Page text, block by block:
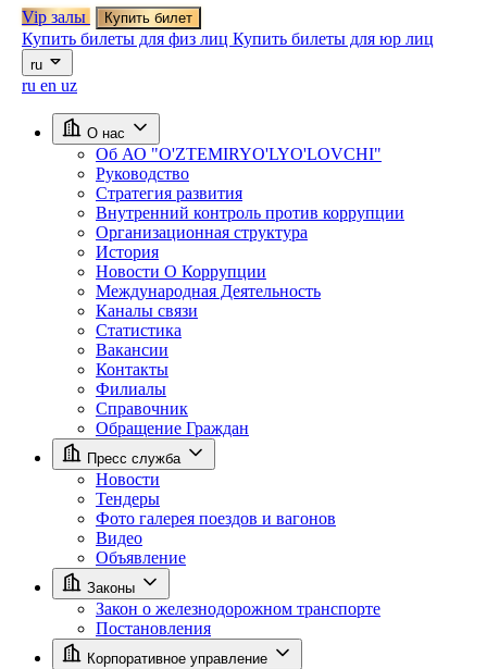
Vip залы Купить билет
Купить билеты для физ лиц Купить билеты для юр лиц
ru
ru en uz
О нас
Об АО "O'ZTEMIRYO'LYO'LOVCHI"
Руководство
Стратегия развития
Внутренний контроль против коррупции
Организационная структура
История
Новости О Коррупции
Международная Деятельность
Каналы связи
Статистика
Вакансии
Контакты
Филиалы
Справочник
Обращение Граждан
Пресс служба
Новости
Тендеры
Фото галерея поездов и вагонов
Видео
Объявление
Законы
Закон о железнодорожном транспорте
Постановления
Корпоративное управление